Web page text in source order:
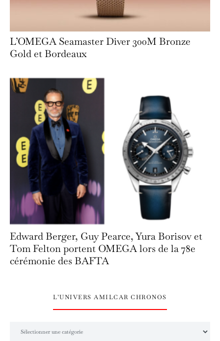
L’OMEGA Seamaster Diver 300M Bronze
Gold et Bordeaux
Edward Berger, Guy Pearce, Yura Borisov et
Tom Felton portent OMEGA lors de la 78e
cérémonie des BAFTA
L’UNIVERS AMILCAR CHRONOS